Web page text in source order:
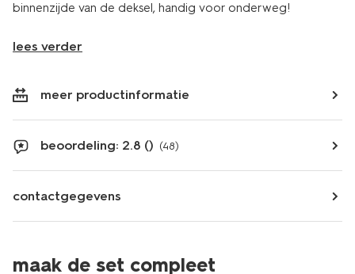
binnenzijde van de deksel, handig voor onderweg!
lees verder
meer productinformatie
beoordeling: 2.8 () (48)
contactgegevens
maak de set compleet